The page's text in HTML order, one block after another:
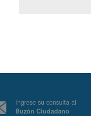
Ingrese su
Buzón Ciudadano